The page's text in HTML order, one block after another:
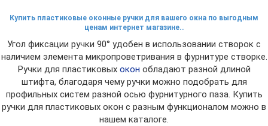
Купить пластиковые оконные ручки для вашего окна по выгодным
ценам интернет магазине..
Угол фиксации ручки 90° удобен в использовании створок с
наличием элемента микропроветривания в фурнитуре створке.
Ручки для пластиковых окон обладают разной длиной
штифта, благодаря чему ручки можно подобрать для
профильных систем разной осью фурнитурного паза. Купить
ручки для пластиковых окон с разным функционалом можно в
нашем каталоге.